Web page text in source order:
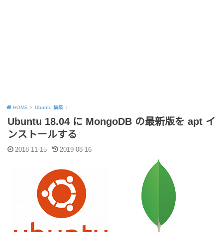
HOME Ubuntu 構築
Ubuntu 18.04 に MongoDB の最新版を apt イ
ンストールする
2018-11-15 2019-08-16